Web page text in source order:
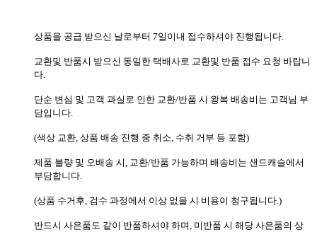
상품을 공급 받으신 날로부터 7일이내 접수하셔야 진행됩니다.
교환및 반품시 받으신 동일한 택배사로 교환및 반품 접수 요청 바랍니
다.
단순 변심 및 고객 과실로 인한 교환/반품 시 왕복 배송비는 고객님 부
담입니다.
(색상 교환, 상품 배송 진행 중 취소, 수취 거부 등 포함)
제품 불량 및 오배송 시, 교환/반품 가능하며 배송비는 샌드캐슬에서
부담합니다.
(상품 수거후, 검수 과정에서 이상 없을 시 비용이 청구됩니다.)
반드시 사은품도 같이 반품하셔야 하며, 미반품 시 해당 사은품의 상